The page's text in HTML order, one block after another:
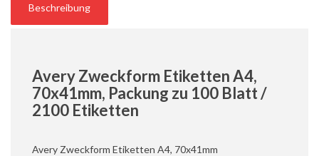
Beschreibung
Avery Zweckform Etiketten A4,
70x41mm, Packung zu 100 Blatt /
2100 Etiketten
Avery Zweckform Etiketten A4, 70x41mm